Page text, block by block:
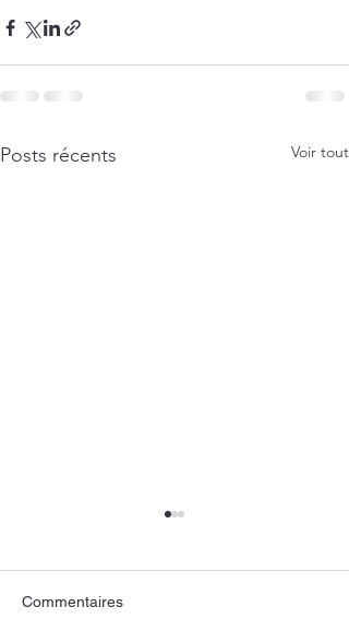
Posts récents Voir tout
Commentaires